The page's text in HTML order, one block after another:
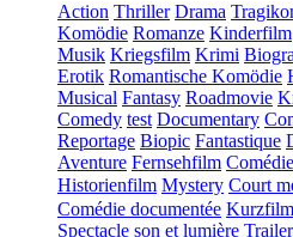
Action Thriller Drama
Komödie Romanze Kinderfilm
Musik Kriegsfilm Krimi
Erotik Romantische Komödie
Musical Fantasy Roadmovie
Comedy test Documentary
Reportage Biopic Fantastique
Aventure Fernsehfilm
Historienfilm Mystery Court
Comédie documentée Kurzfilm
Spectacle son et lumière Trailer